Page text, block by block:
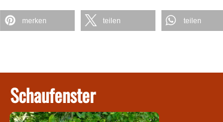
merken teilen teilen
Schaufenster